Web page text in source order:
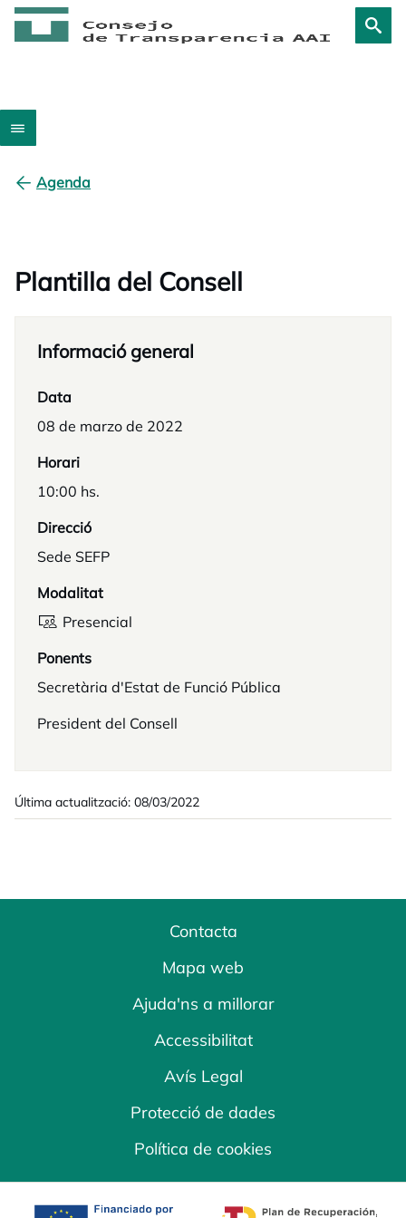
Agenda
Plantilla del Consell
Informació general
Data
08 de marzo de 2022
Horari
10:00 hs.
Direcció
Sede SEFP
Modalitat
Presencial
Ponents
Secretària d'Estat de Funció Pública
President del Consell
Última actualització: 08/03/2022
Contacta
Mapa web
Ajuda'ns a millorar
Accessibilitat
Avís Legal
Protecció de dades
Política de cookies